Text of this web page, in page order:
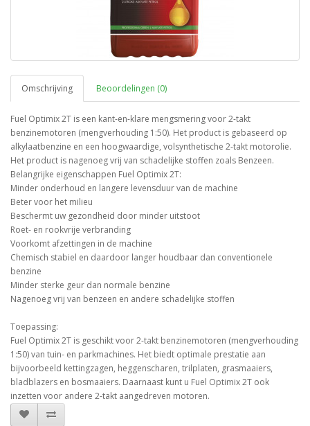
Omschrijving Beoordelingen (0)
Fuel Optimix 2T is een kant-en-klare mengsmering voor 2-takt
benzinemotoren (mengverhouding 1:50). Het product is gebaseerd op
alkylaatbenzine en een hoogwaardige, volsynthetische 2-takt motorolie.
Het product is nagenoeg vrij van schadelijke stoffen zoals Benzeen.
Belangrijke eigenschappen Fuel Optimix 2T:
Minder onderhoud en langere levensduur van de machine
Beter voor het milieu
Beschermt uw gezondheid door minder uitstoot
Roet- en rookvrije verbranding
Voorkomt afzettingen in de machine
Chemisch stabiel en daardoor langer houdbaar dan conventionele
benzine
Minder sterke geur dan normale benzine
Nagenoeg vrij van benzeen en andere schadelijke stoffen
Toepassing:
Fuel Optimix 2T is geschikt voor 2-takt benzinemotoren (mengverhouding
1:50) van tuin- en parkmachines. Het biedt optimale prestatie aan
bijvoorbeeld kettingzagen, heggenscharen, trilplaten, grasmaaiers,
bladblazers en bosmaaiers. Daarnaast kunt u Fuel Optimix 2T ook
inzetten voor andere 2-takt aangedreven motoren.